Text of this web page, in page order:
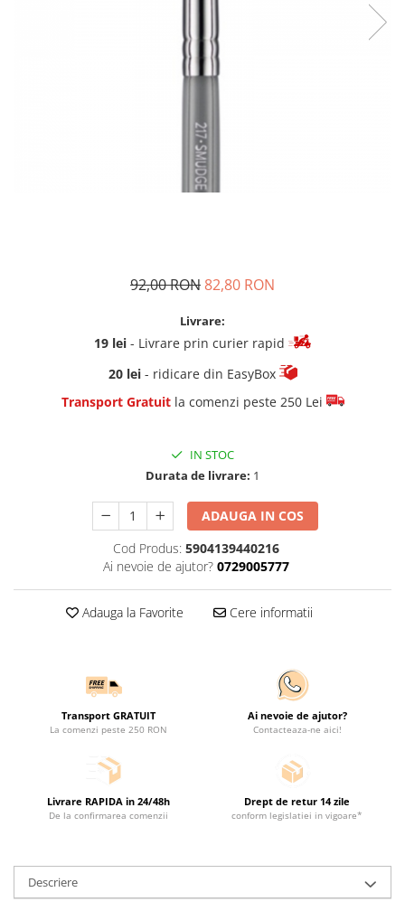
92,00 RON82,80 RON
Livrare:
19 lei - Livrare prin curier rapid
20 lei- ridicare din EasyBox
Transport Gratuitla comenzi peste 250 Lei
IN STOC
Durata de livrare: 1
ADAUGA IN COS
Cod Produs: 5904139440216
Ai nevoie de ajutor? 0729005777
Adauga la Favorite Cere informatii
Transport GRATUIT
La comenzi peste 250 RON
Ai nevoie de ajutor?
Contacteaza-ne aici!
Livrare RAPIDA in 24/48h
De la confirmarea comenzii
Drept de retur 14 zile
conform legislatiei in vigoare*
Descriere